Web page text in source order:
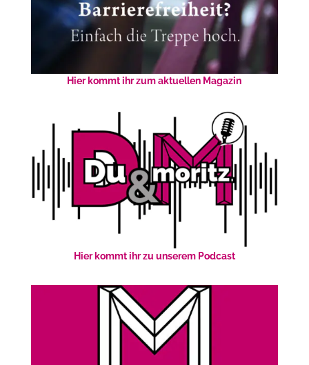
Hier kommt ihr zum aktuellen Magazin
Hier kommt ihr zu unserem Podcast